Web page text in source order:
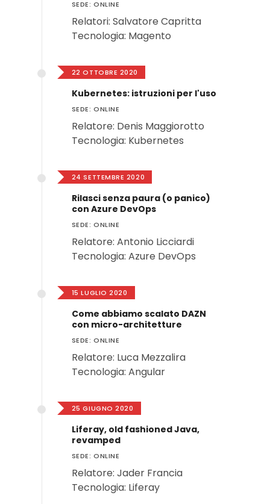
SEDE: ONLINE
Relatori: Salvatore Capritta
Tecnologia: Magento
22 OTTOBRE 2020
Kubernetes: istruzioni per l'uso
SEDE: ONLINE
Relatore: Denis Maggiorotto
Tecnologia: Kubernetes
24 SETTEMBRE 2020
Rilasci senza paura (o panico)
con Azure DevOps
SEDE: ONLINE
Relatore: Antonio Licciardi
Tecnologia: Azure DevOps
15 LUGLIO 2020
Come abbiamo scalato DAZN
con micro-architetture
SEDE: ONLINE
Relatore: Luca Mezzalira
Tecnologia: Angular
25 GIUGNO 2020
Liferay, old fashioned Java,
revamped
SEDE: ONLINE
Relatore: Jader Francia
Tecnologia: Liferay